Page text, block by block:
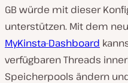
GB würde mit dieser
unterstützen. Mit dem
MyKinsta-Dashboard
verfügbaren Threads
Speicherpools ändern